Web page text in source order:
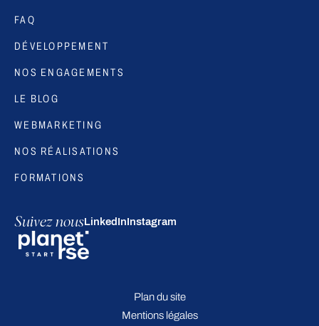
FAQ
DÉVELOPPEMENT
NOS ENGAGEMENTS
LE BLOG
WEBMARKETING
NOS RÉALISATIONS
FORMATIONS
Suivez nousLinkedInInstagram
Plan du site
Mentions légales